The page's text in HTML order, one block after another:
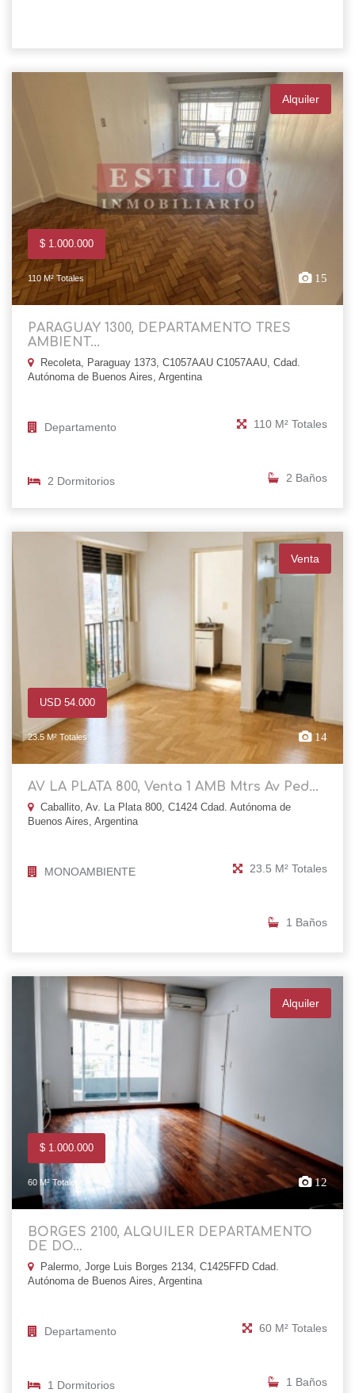
Alquiler
$ 1.000.000
110 M² Totales 15
PARAGUAY 1300, DEPARTAMENTO TRES
AMBIENT...
Recoleta, Paraguay 1373, C1057AAU C1057AAU, Cdad.
Autónoma de Buenos Aires, Argentina
Departamento 110 M² Totales
2 Dormitorios 2 Baños
Venta
USD 54.000
23.5 M² Totales 14
AV LA PLATA 800, Venta 1 AMB Mtrs Av Ped...
Caballito, Av. La Plata 800, C1424 Cdad. Autónoma de
Buenos Aires, Argentina
MONOAMBIENTE 23.5 M² Totales
1 Baños
Alquiler
$ 1.000.000
60 M² Totales 12
BORGES 2100, ALQUILER DEPARTAMENTO
DE DO...
Palermo, Jorge Luis Borges 2134, C1425FFD Cdad.
Autónoma de Buenos Aires, Argentina
Departamento 60 M² Totales
1 Dormitorios 1 Baños